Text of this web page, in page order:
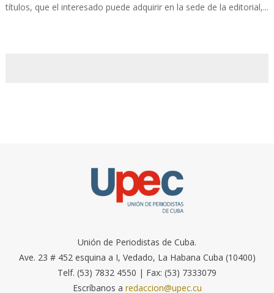
títulos, que el interesado puede adquirir en la sede de la editorial,...
Unión de Periodistas de Cuba.
Ave. 23 # 452 esquina a I, Vedado, La Habana Cuba (10400)
Telf. (53) 7832 4550 | Fax: (53) 7333079
Escríbanos a redaccion@upec.cu